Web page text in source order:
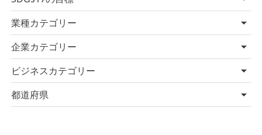
業種カテゴリー
企業カテゴリー
ビジネスカテゴリー
都道府県